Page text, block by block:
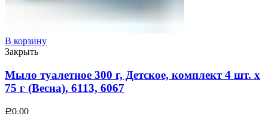
В корзину
Закрыть
Мыло туалетное 300 г, Детское, комплект 4 шт. х
75 г (Весна), 6113, 6067
Р0.00